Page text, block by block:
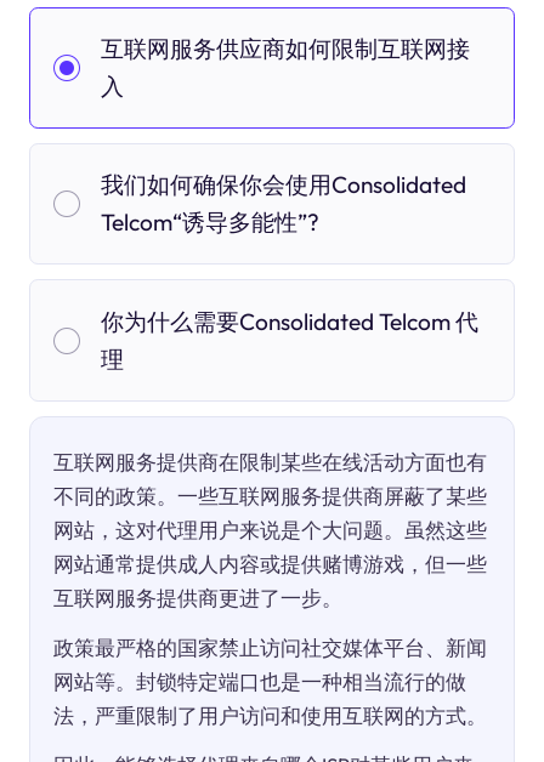
互联网服务供应商如何限制互联网接
入
我们如何确保你会使用Consolidated
Telcom“诱导多能性”?
你为什么需要Consolidated Telcom 代
理
互联网服务提供商在限制某些在线活动方面也有
不同的政策。一些互联网服务提供商屏蔽了某些
网站，这对代理用户来说是个大问题。虽然这些
网站通常提供成人内容或提供赌博游戏，但一些
互联网服务提供商更进了一步。
政策最严格的国家禁止访问社交媒体平台、新闻
网站等。封锁特定端口也是一种相当流行的做
法，严重限制了用户访问和使用互联网的方式。